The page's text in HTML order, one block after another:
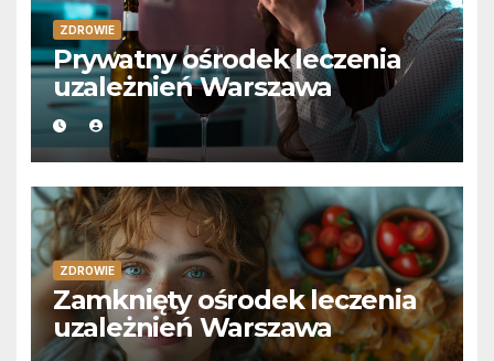
ZDROWIE
Prywatny ośrodek leczenia
uzależnień Warszawa
ZDROWIE
Zamknięty ośrodek leczenia
uzależnień Warszawa